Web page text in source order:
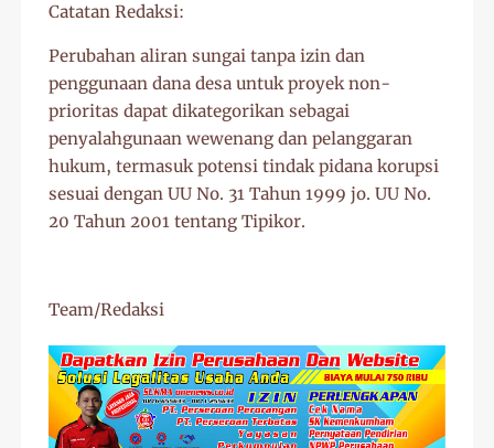
Catatan Redaksi:
Perubahan aliran sungai tanpa izin dan
penggunaan dana desa untuk proyek non-
prioritas dapat dikategorikan sebagai
penyalahgunaan wewenang dan pelanggaran
hukum, termasuk potensi tindak pidana korupsi
sesuai dengan UU No. 31 Tahun 1999 jo. UU No.
20 Tahun 2001 tentang Tipikor.
Team/Redaksi